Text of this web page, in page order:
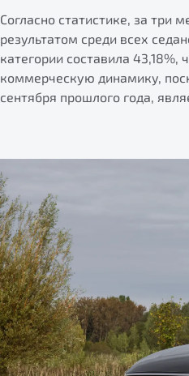
Согласно статистике, за три
результатом среди всех
категории составила
коммерческую динамику,
сентября прошлого года,